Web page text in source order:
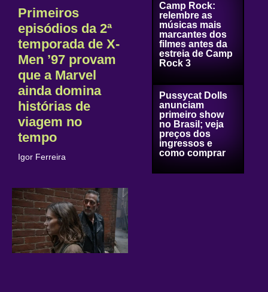
Primeiros
episódios da 2ª
temporada de X-
Men ’97 provam
que a Marvel
ainda domina
histórias de
viagem no
tempo
Igor Ferreira
Camp Rock:
relembre as
músicas mais
marcantes dos
filmes antes da
estreia de Camp
Rock 3
Pussycat Dolls
anunciam
primeiro show
no Brasil; veja
preços dos
ingressos e
como comprar